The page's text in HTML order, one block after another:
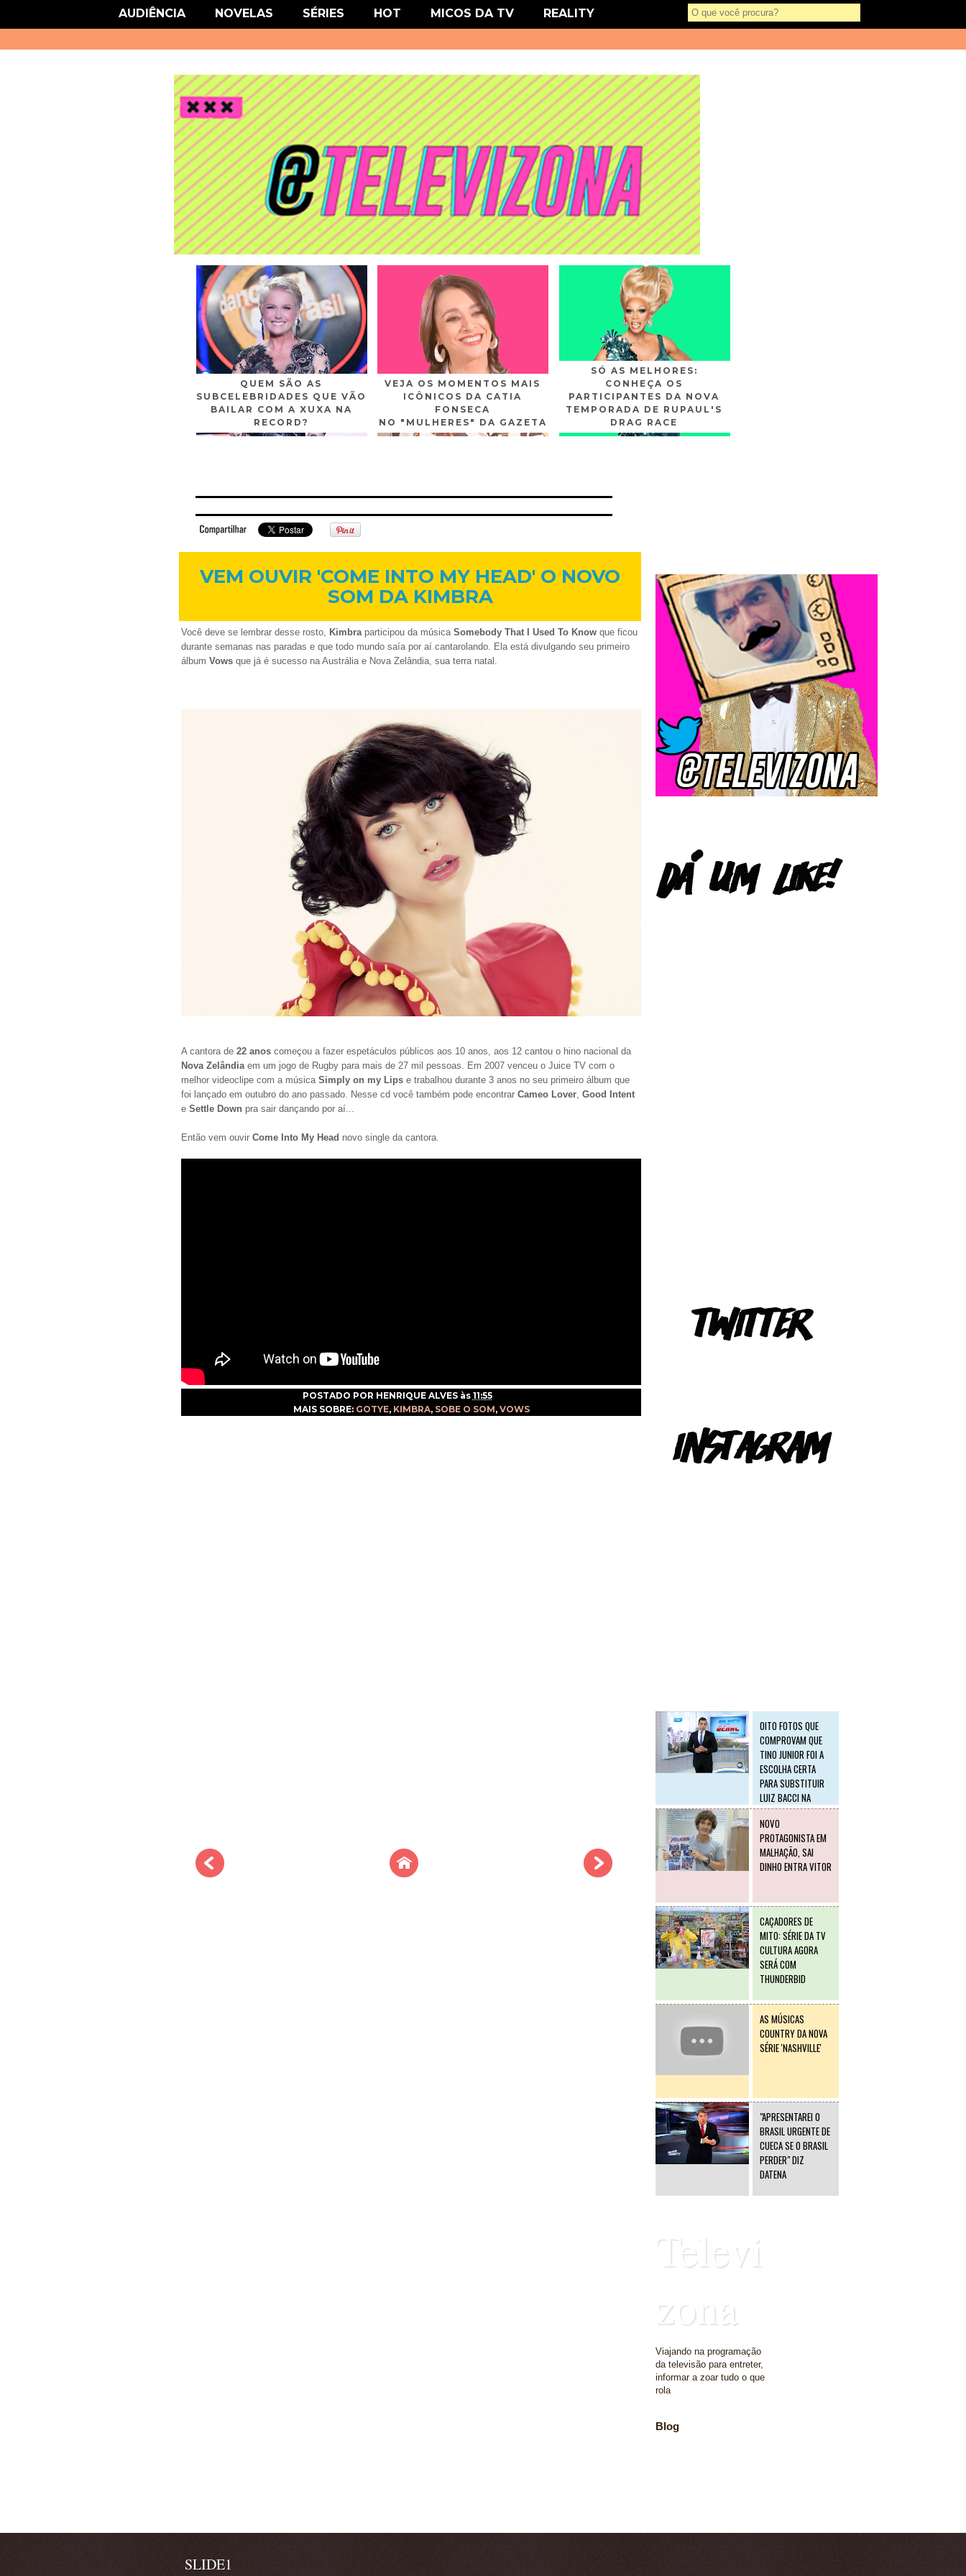
link href='http://fonts.googleapis.com/css?family=Roboto' rel='stylesheet' type='text/css'/>
QUEM SÃO AS
SUBCELEBRIDADES QUE VÃO
BAILAR COM A XUXA NA
RECORD?
VEJA OS MOMENTOS MAIS
ICÔNICOS DA CATIA
FONSECA
NO "MULHERES" DA GAZETA
SÓ AS MELHORES:
CONHEÇA OS
PARTICIPANTES DA NOVA
TEMPORADA DE RUPAUL'S
DRAG RACE
AUDIÊNCIA NOVELAS SÉRIES HOT MICOS DA TV REALITY
VEM OUVIR 'COME INTO MY HEAD' O NOVO
SOM DA KIMBRA
Você deve se lembrar desse rosto, Kimbraparticipou da música Somebody That I Used To Know que ficou
durante semanas nas paradas e que todo mundo saía por aí cantarolando. Ela está divulgando seu primeiro
álbum Vows que já é sucesso na Austrália e Nova Zelândia, sua terra natal.
A cantora de 22 anos começou a fazer espetáculos públicos aos 10 anos, aos 12 cantou o hino nacional da
Nova Zelândia em um jogo de Rugby para mais de 27 mil pessoas. Em 2007 venceu o Juice TV com o
melhor videoclipe com a música Simply on my Lips e trabalhou durante 3 anos no seu primeiro álbum que
foi lançado em outubro do ano passado. Nesse cd você também pode encontrar Cameo Lover Good Intent
e Settle Down pra sair dançando por aí...
Então vem ouvir Come Into My Head novo single da cantora.
POSTADO POR HENRIQUE ALVES às 11:55
MAIS SOBRE: GOTYE, KIMBRA, SOBE O SOM, VOWS
OITO FOTOS QUE
COMPROVAM QUE
TINO JUNIOR FOI A
ESCOLHA CERTA
PARA SUBSTITUIR
LUIZ BACCI NA
RECORD
NOVO
PROTAGONISTA EM
MALHAÇÃO, SAI
DINHO ENTRA VITOR
CAÇADORES DE
MITO: SÉRIE DA TV
CULTURA AGORA
SERÁ COM
THUNDERBID
AS MÚSICAS
COUNTRY DA NOVA
SÉRIE 'NASHVILLE'
"APRESENTAREI O
BRASIL URGENTE DE
CUECA SE O BRASIL
PERDER" DIZ
DATENA
Televi
zona
Viajando na programação
da televisão para entreter,
informar a zoar tudo o que
rola
Blog
SLIDE1